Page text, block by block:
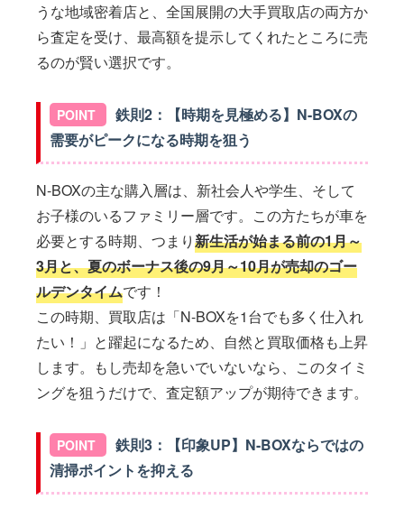
うな地域密着店と、全国展開の大手買取店の両方か
ら査定を受け、最高額を提示してくれたところに売
るのが賢い選択です。
鉄則2：【時期を見極める】N-BOXの
需要がピークになる時期を狙う
N-BOXの主な購入層は、新社会人や学生、そして
お子様のいるファミリー層です。この方たちが車を
必要とする時期、つまり新生活が始まる前の1月～
3月と、夏のボーナス後の9月～10月が売却のゴー
ルデンタイムです！
この時期、買取店は「N-BOXを1台でも多く仕入れ
たい！」と躍起になるため、自然と買取価格も上昇
します。もし売却を急いでいないなら、このタイミ
ングを狙うだけで、査定額アップが期待できます。
鉄則3：【印象UP】N-BOXならではの
清掃ポイントを抑える